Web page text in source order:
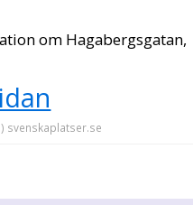
om Hagabergsgatan,
svenskaplatser.se